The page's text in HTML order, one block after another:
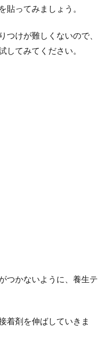
貼ってみましょう。
つけが難しくないので、
してみてください。
つかないように、養生テ
着剤を伸ばしていきま